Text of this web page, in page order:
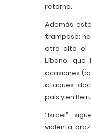
retorno.
Además,
tramposo:
otro alto el
Líbano, que
ocasiones
ataques
país y en
“Israel”
violenta,